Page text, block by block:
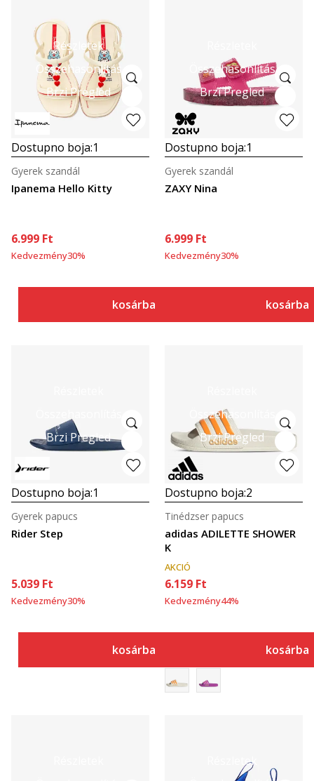
Részletek
Összehasonlítás
Brzi Pregled
Dostupno boja:1
Ipanema Hello Kitty
Gyerek szandál
6.999 Ft
Kedvezmény30%
kosárba
Összehasonlítás
Brzi Pregled
Dostupno boja:1
ZAXY Nina
Gyerek szandál
6.999 Ft
Kedvezmény30%
kosárba
Brzi Pregled
Dostupno boja:1
Rider Step
Gyerek papucs
5.039 Ft
Kedvezmény30%
kosárba
Összehasonlítás
Brzi Pregled
Dostupno boja:2
adidas ADILETTE SHOWER
K
Tinédzser papucs
AKCIÓ
6.159 Ft
Kedvezmény44%
kosárba
Részletek